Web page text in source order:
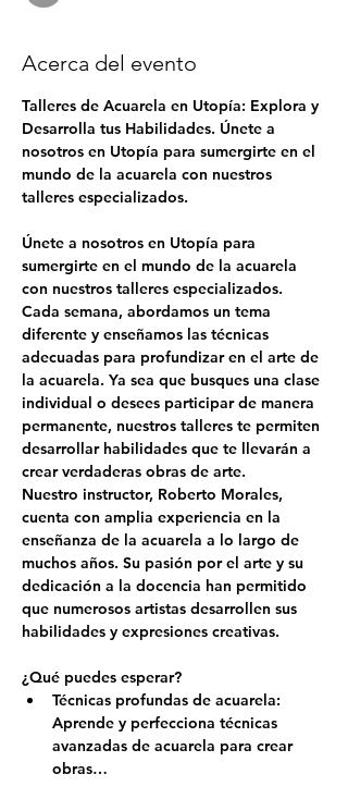
Acerca del evento
Talleres de Acuarela en Utopía: Explora y
Desarrolla tus Habilidades. Únete a
nosotros en Utopía para sumergirte en el
mundo de la acuarela con nuestros
talleres especializados.
Únete a nosotros en Utopía para
sumergirte en el mundo de la acuarela
con nuestros talleres especializados.
Cada semana, abordamos un tema
diferente y enseñamos las técnicas
adecuadas para profundizar en el arte de
la acuarela. Ya sea que busques una clase
individual o desees participar de manera
permanente, nuestros talleres te permiten
desarrollar habilidades que te llevarán a
crear verdaderas obras de arte.
Nuestro instructor, Roberto Morales,
cuenta con amplia experiencia en la
enseñanza de la acuarela a lo largo de
muchos años. Su pasión por el arte y su
dedicación a la docencia han permitido
que numerosos artistas desarrollen sus
habilidades y expresiones creativas.
¿Qué puedes esperar?
Técnicas profundas de acuarela:
Aprende y perfecciona técnicas
avanzadas de acuarela para crear
obras…